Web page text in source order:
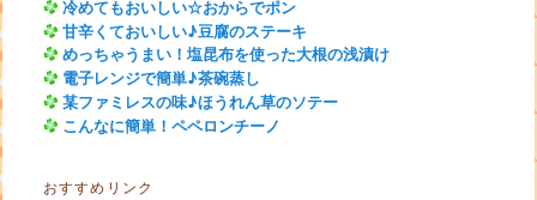
冷めてもおいしい☆おからでポン
甘辛くておいしい♪豆腐のステーキ
めっちゃうまい！塩昆布を使った大根の浅漬け
電子レンジで簡単♪茶碗蒸し
某ファミレスの味♪ほうれん草のソテー
こんなに簡単！ペペロンチーノ
おすすめリンク